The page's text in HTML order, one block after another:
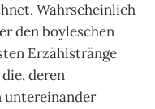
Wahrscheinlich
den boyleschen
Erzählstränge
deren
untereinander